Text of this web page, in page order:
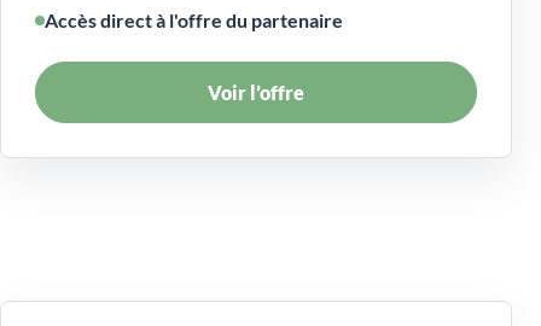
Accès direct à l'offre du partenaire
Voir l’offre